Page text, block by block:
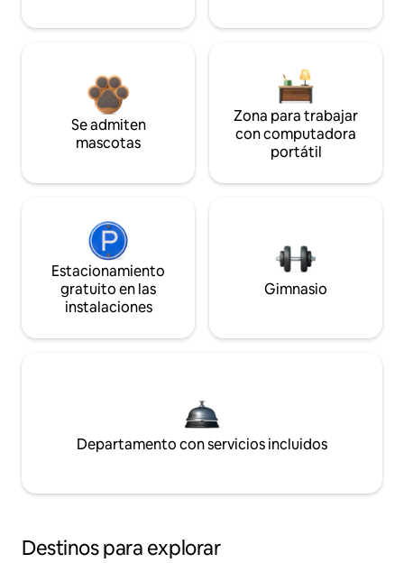
Se admiten
mascotas
Zona para trabajar
con computadora
portátil
Estacionamiento
gratuito en las
instalaciones
Gimnasio
Departamento con servicios incluidos
Destinos para explorar